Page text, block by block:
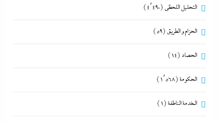
التحليل اللحظي (4٬490)
الحزام و الطريق (59)
الحصاد (14)
الحكومة(1٬568)
الخدمة الناطقة(1)